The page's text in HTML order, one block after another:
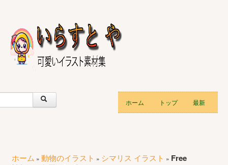
ホーム トップ 最新
ホーム » 動物のイラスト » シマリス イラスト » Free